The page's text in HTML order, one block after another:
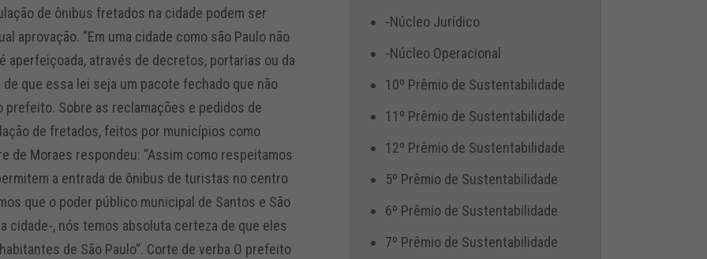
de ônibus fretados na cidade podem ser
aprovação. “Em uma cidade como são Paulo não
aperfeiçoada, através de decretos, portarias ou da
que essa lei seja um pacote fechado que não
Sobre as reclamações e pedidos de
de fretados, feitos por municípios como
de Moraes respondeu: “Assim como respeitamos
a entrada de ônibus de turistas no centro
que o poder público municipal de Santos e São
cidade-, nós temos absoluta certeza de que eles
de São Paulo“. Corte de verba O prefeito
-Núcleo Jurídico
-Núcleo Operacional
10º Prêmio de Sustentabilidade
11º Prêmio de Sustentabilidade
12º Prêmio de Sustentabilidade
5º Prêmio de Sustentabilidade
6º Prêmio de Sustentabilidade
7º Prêmio de Sustentabilidade